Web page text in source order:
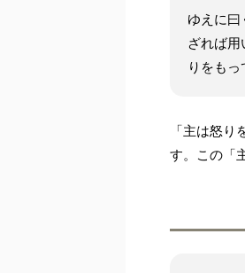
ゆえに曰
ざれば用
りをもっ
「主は怒
す。この「